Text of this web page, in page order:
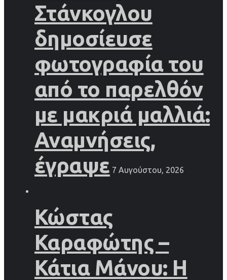
Στάνκογλου
δημοσίευσε
φωτογραφία του
από το παρελθόν
με μακριά μαλλιά:
Αναμνήσεις,
έγραψε 7 Αυγούστου, 2026
Κώστας
Καραφώτης –
Κάτια Μάνου: Η